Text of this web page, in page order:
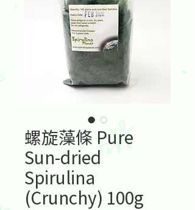
螺旋藻條 Pure
Sun-dried
Spirulina
(Crunchy) 100g